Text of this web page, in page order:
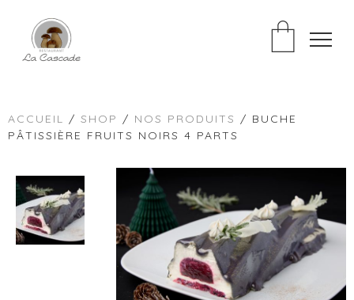
ACCUEIL / SHOP / NOS PRODUITS / BUCHE
PÂTISSIÈRE FRUITS NOIRS 4 PARTS